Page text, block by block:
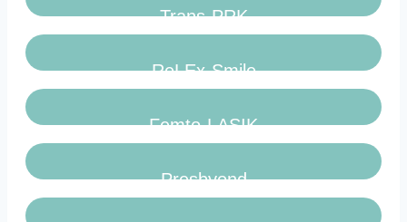
Trans-PRK
ReLEx-Smile
Femto-LASIK
Presbyond